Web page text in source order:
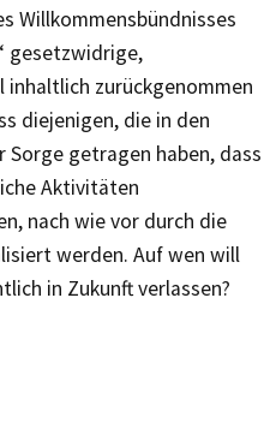
Willkommensbündnisses
gesetzwidrige,
zurückgenommen
diejenigen, die in den
getragen haben, dass
Aktivitäten
nach wie vor durch die
werden. Auf wen will
in Zukunft verlassen?